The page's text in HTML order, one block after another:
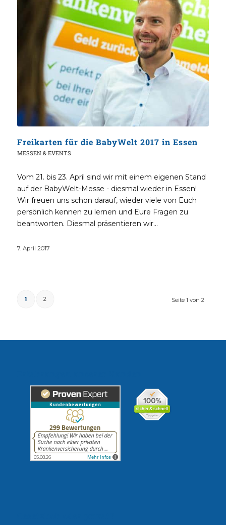
Freikarten für die BabyWelt 2017 in Essen
MESSEN & EVENTS
Vom 21. bis 23. April sind wir mit einem eigenen Stand
auf der BabyWelt-Messe - diesmal wieder in Essen!
Wir freuen uns schon darauf, wieder viele von Euch
persönlich kennen zu lernen und Eure Fragen zu
beantworten. Diesmal präsentieren wir…
7. April 2017
Seite 1 von 2
1 2